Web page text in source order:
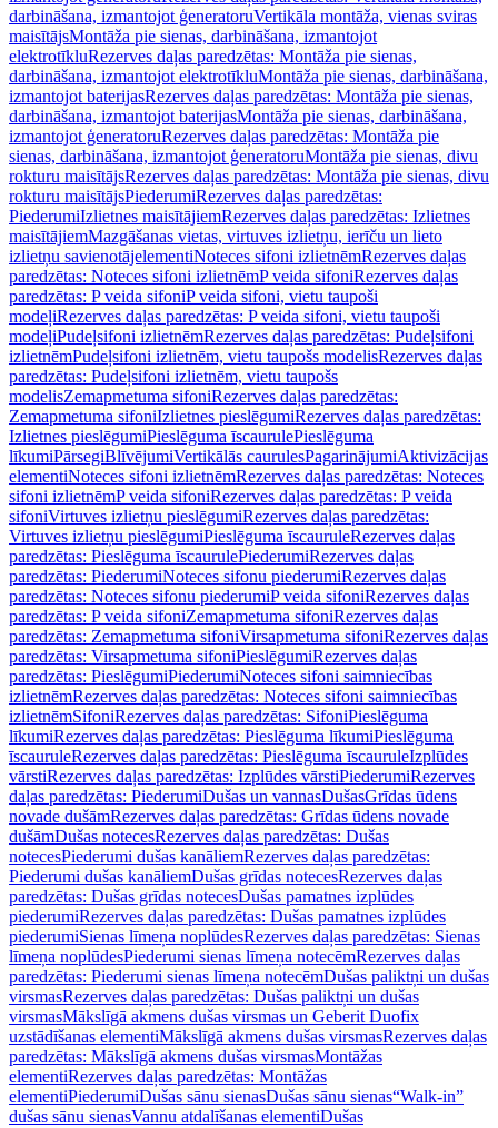
darbināšana, izmantojot ģeneratoruVertikāla montāža, vienas sviras
maisītājsMontāža pie sienas, darbināšana, izmantojot
elektrotīkluRezerves daļas paredzētas: Montāža pie sienas,
darbināšana, izmantojot elektrotīkluMontāža pie sienas, darbināšana,
izmantojot baterijasRezerves daļas paredzētas: Montāža pie sienas,
darbināšana, izmantojot baterijasMontāža pie sienas, darbināšana,
izmantojot ģeneratoruRezerves daļas paredzētas: Montāža pie
sienas, darbināšana, izmantojot ģeneratoruMontāža pie sienas, divu
rokturu maisītājsRezerves daļas paredzētas: Montāža pie sienas, divu
rokturu maisītājsPiederumiRezerves daļas paredzētas:
PiederumiIzlietnes maisītājiemRezerves daļas paredzētas: Izlietnes
maisītājiemMazgāšanas vietas, virtuves izlietņu, ierīču un lieto
izlietņu savienotājelementiNoteces sifoni izlietnēmRezerves daļas
paredzētas: Noteces sifoni izlietnēmP veida sifoniRezerves daļas
paredzētas: P veida sifoniP veida sifoni, vietu taupoši
modeļiRezerves daļas paredzētas: P veida sifoni, vietu taupoši
modeļiPudeļsifoni izlietnēmRezerves daļas paredzētas: Pudeļsifoni
izlietnēmPudeļsifoni izlietnēm, vietu taupošs modelisRezerves daļas
paredzētas: Pudeļsifoni izlietnēm, vietu taupošs
modelisZemapmetuma sifoniRezerves daļas paredzētas:
Zemapmetuma sifoniIzlietnes pieslēgumiRezerves daļas paredzētas:
Izlietnes pieslēgumiPieslēguma īscaurulePieslēguma
līkumiPārsegiBlīvējumiVertikālās caurulesPagarinājumiAktivizācijas
elementiNoteces sifoni izlietnēmRezerves daļas paredzētas: Noteces
sifoni izlietnēmP veida sifoniRezerves daļas paredzētas: P veida
sifoniVirtuves izlietņu pieslēgumiRezerves daļas paredzētas:
Virtuves izlietņu pieslēgumiPieslēguma īscauruleRezerves daļas
paredzētas: Pieslēguma īscaurulePiederumiRezerves daļas
paredzētas: PiederumiNoteces sifonu piederumiRezerves daļas
paredzētas: Noteces sifonu piederumiP veida sifoniRezerves daļas
paredzētas: P veida sifoniZemapmetuma sifoniRezerves daļas
paredzētas: Zemapmetuma sifoniVirsapmetuma sifoniRezerves daļas
paredzētas: Virsapmetuma sifoniPieslēgumiRezerves daļas
paredzētas: PieslēgumiPiederumiNoteces sifoni saimniecības
izlietnēmRezerves daļas paredzētas: Noteces sifoni saimniecības
izlietnēmSifoniRezerves daļas paredzētas: SifoniPieslēguma
līkumiRezerves daļas paredzētas: Pieslēguma līkumiPieslēguma
īscauruleRezerves daļas paredzētas: Pieslēguma īscauruleIzplūdes
vārstiRezerves daļas paredzētas: Izplūdes vārstiPiederumiRezerves
daļas paredzētas: PiederumiDušas un vannasDušasGrīdas ūdens
novade dušāmRezerves daļas paredzētas: Grīdas ūdens novade
dušāmDušas notecesRezerves daļas paredzētas: Dušas
notecesPiederumi dušas kanāliemRezerves daļas paredzētas:
Piederumi dušas kanāliemDušas grīdas notecesRezerves daļas
paredzētas: Dušas grīdas notecesDušas pamatnes izplūdes
piederumiRezerves daļas paredzētas: Dušas pamatnes izplūdes
piederumiSienas līmeņa noplūdesRezerves daļas paredzētas: Sienas
līmeņa noplūdesPiederumi sienas līmeņa notecēmRezerves daļas
paredzētas: Piederumi sienas līmeņa notecēmDušas paliktņi un dušas
virsmasRezerves daļas paredzētas: Dušas paliktņi un dušas
virsmasMākslīgā akmens dušas virsmas un Geberit Duofix
uzstādīšanas elementiMākslīgā akmens dušas virsmasRezerves daļas
paredzētas: Mākslīgā akmens dušas virsmasMontāžas
elementiRezerves daļas paredzētas: Montāžas
elementiPiederumiDušas sānu sienasDušas sānu sienas“Walk-in”
dušas sānu sienasVannu atdalīšanas elementiDušas